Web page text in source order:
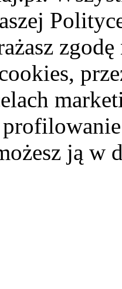
ją w